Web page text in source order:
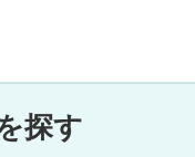
探す